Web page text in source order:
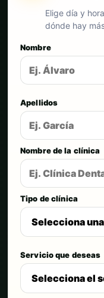
Elige día y
dónde hay
Nombre
Apellidos
Nombre de la clínica
Tipo de clínica
Servicio que deseas